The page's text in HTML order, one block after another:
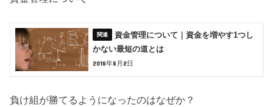
資金管理について｜資金を増やす1つし
かない最短の道とは
2018年8月2日
負け組が勝てるようになったのはなぜか？